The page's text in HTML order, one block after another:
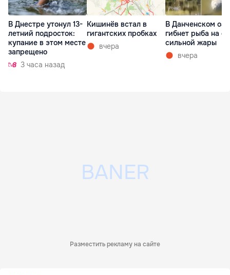
В Днестре утонул 13-
летний подросток:
купание в этом месте
запрещено
3 часа назад
Кишинёв встал в
гигантских пробках
вчера
В Данченском
гибнет рыба на
сильной жары
вчера
Разместить рекламу на сайте